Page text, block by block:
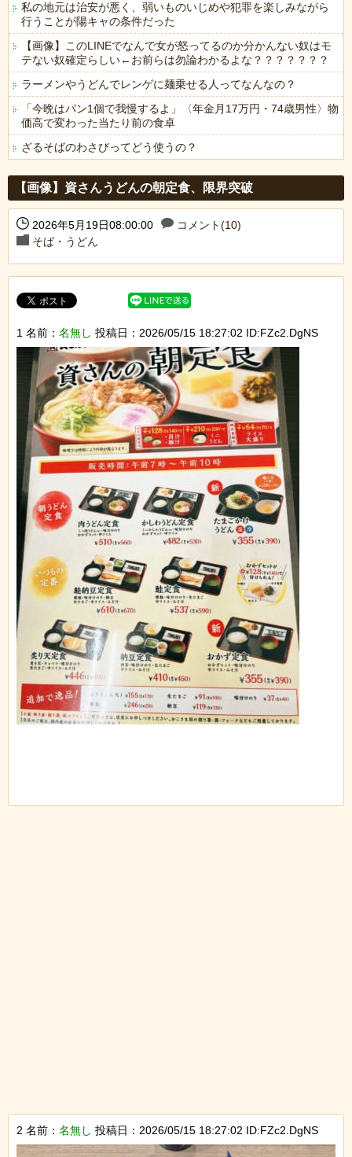
私の地元は治安が悪く、弱いものいじめや犯罪を楽しみながら
行うことが陽キャの条件だった
【画像】このLINEでなんで女が怒ってるのか分かんない奴はモ
テない奴確定らしい←お前らは勿論わかるよな？？？？？？？
ラーメンやうどんでレンゲに麺乗せる人ってなんなの？
「今晩はパン1個で我慢するよ」〈年金月17万円・74歳男性〉物
価高で変わった当たり前の食卓
ざるそばのわさびってどう使うの？
【画像】資さんうどんの朝定食、限界突破
2026年5月19日08:00:00
コメント(10)
そば・うどん
1 名前： 名無し 投稿日：2026/05/15 18:27:02 ID:FZc2.DgNS
2 名前： 名無し 投稿日：2026/05/15 18:27:02 ID:FZc2.DgNS